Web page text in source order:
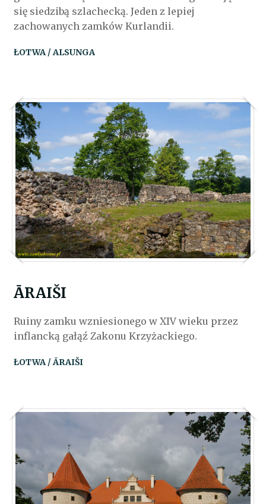
się siedzibą szlachecką. Jeden z lepiej
zachowanych zamków Kurlandii.
ŁOTWA / ALSUNGA
ĀRAIŠI
Ruiny zamku wzniesionego w XIV wieku przez
inflancką gałąź Zakonu Krzyżackiego.
ŁOTWA / ĀRAIŠI